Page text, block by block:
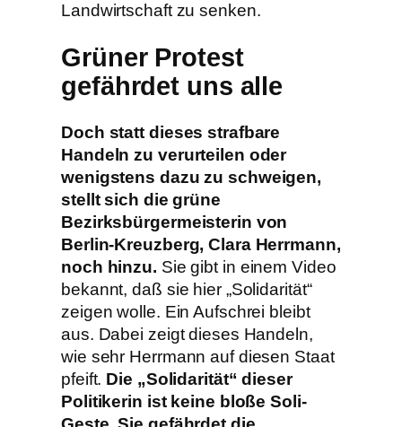
Landwirtschaft zu senken.
Grüner Protest
gefährdet uns alle
Doch statt dieses strafbare
Handeln zu verurteilen oder
wenigstens dazu zu schweigen,
stellt sich die grüne
Bezirksbürgermeisterin von
Berlin-Kreuzberg, Clara Herrmann,
noch hinzu. Sie gibt in einem Video
bekannt, daß sie hier „Solidarität“
zeigen wolle. Ein Aufschrei bleibt
aus. Dabei zeigt dieses Handeln,
wie sehr Herrmann auf diesen Staat
pfeift. Die „Solidarität“ dieser
Politikerin ist keine bloße Soli-